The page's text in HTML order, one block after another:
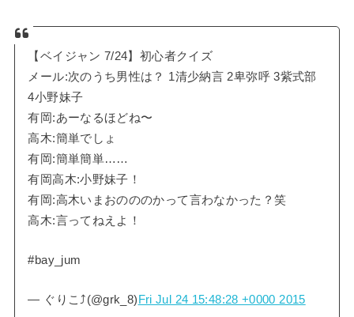
【ベイジャン 7/24】初心者クイズ
メール:次のうち男性は？ 1清少納言 2卑弥呼 3紫式部
4小野妹子
有岡:あーなるほどね〜
高木:簡単でしょ
有岡:簡単簡単……
有岡高木:小野妹子！
有岡:高木いまおのののかって言わなかった？笑
高木:言ってねえよ！
#bay_jum
— ぐりこ⤴︎(@grk_8) Fri Jul 24 15:48:28 +0000 2015